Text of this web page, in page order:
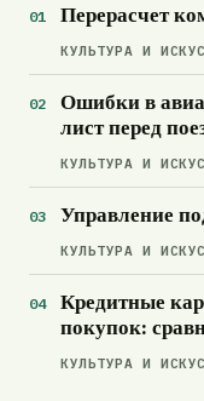
Перерасчет
КУЛЬТУРА И
Ошибки в
лист перед
КУЛЬТУРА И
Управление
КУЛЬТУРА И
Кредитные
покупок:
КУЛЬТУРА И